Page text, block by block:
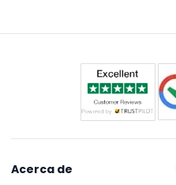
Acerca de